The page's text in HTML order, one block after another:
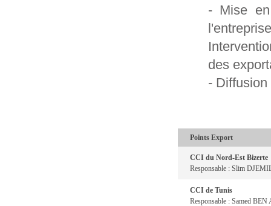
- Mise
des
- Diffusion
Points Export
CCI du Nord-Est Bizerte
Responsable : Slim
CCI de Tunis
Responsable : Samed